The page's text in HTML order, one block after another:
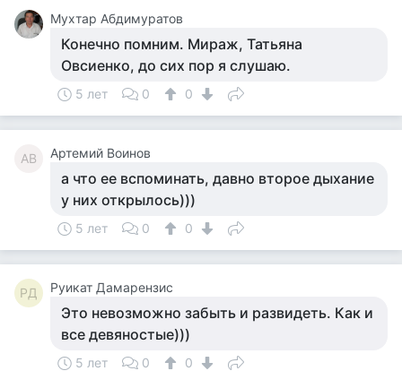
Мухтар Абдимуратов
Конечно помним. Мираж, Татьяна
Овсиенко, до сих пор я слушаю.
5 лет 0 0
АВ Артемий Воинов
а что ее вспоминать, давно второе дыхание
у них открылось)))
5 лет 0 0
РД Руикат Дамарензис
Это невозможно забыть и развидеть. Как и
все девяностые)))
5 лет 0 0